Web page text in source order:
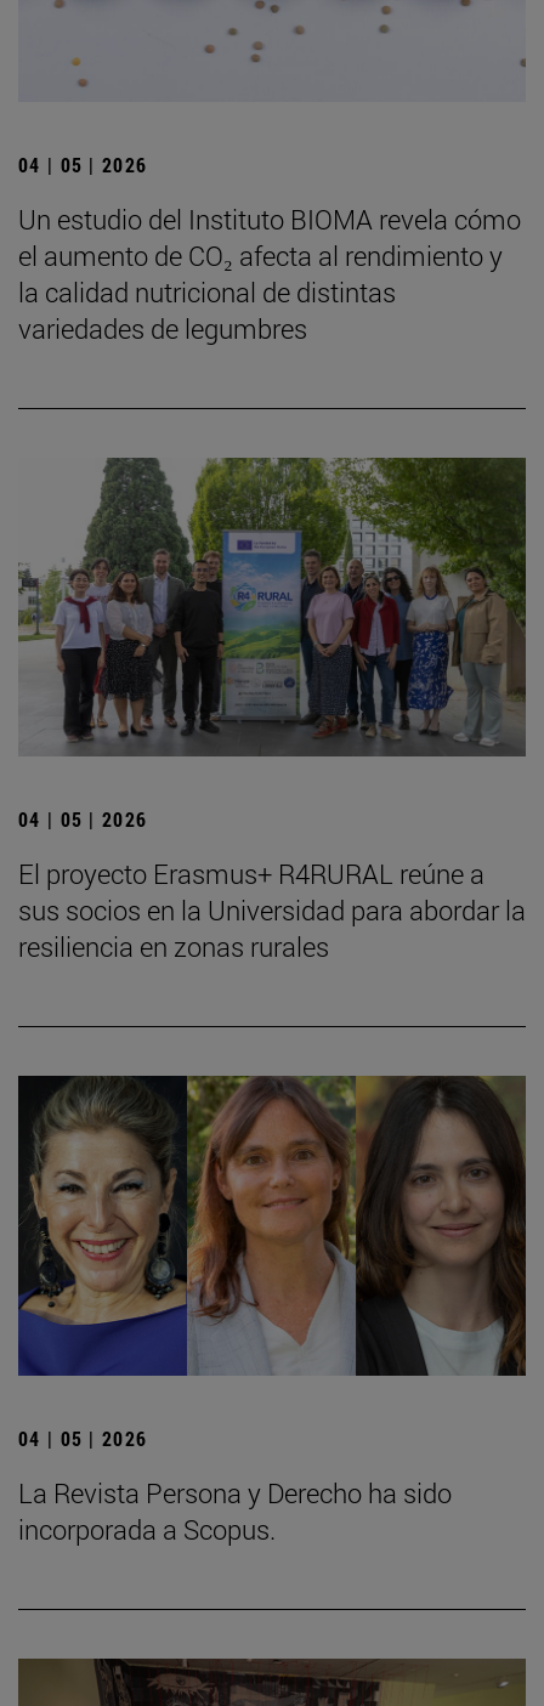
04 | 05 | 2026
Un estudio del Instituto BIOMA revela cómo
el aumento de CO₂ afecta al rendimiento y
la calidad nutricional de distintas
variedades de legumbres
04 | 05 | 2026
El proyecto Erasmus+ R4RURAL reúne a
sus socios en la Universidad para abordar la
resiliencia en zonas rurales
04 | 05 | 2026
La Revista Persona y Derecho ha sido
incorporada a Scopus.